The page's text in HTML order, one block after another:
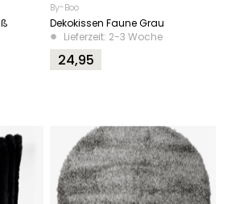
By-Boo
Dekokissen Faune Grau
Lieferzeit: 2-3 Woche
24,95